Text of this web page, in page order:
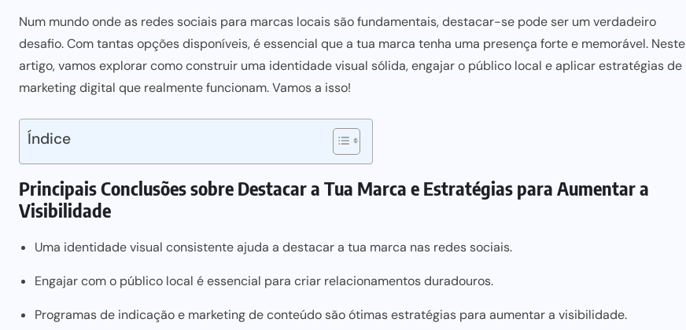
Num mundo onde as redes sociais para marcas locais são fundamentais, destacar-se pode ser um verdadeiro
desafio. Com tantas opções disponíveis, é essencial que a tua marca tenha uma presença forte e memorável. Neste
artigo, vamos explorar como construir uma identidade visual sólida, engajar o público local e aplicar estratégias de
marketing digital que realmente funcionam. Vamos a isso!
Índice
Principais Conclusões sobre Destacar a Tua Marca e Estratégias para Aumentar a
Visibilidade
Uma identidade visual consistente ajuda a destacar a tua marca nas redes sociais.
Engajar com o público local é essencial para criar relacionamentos duradouros.
Programas de indicação e marketing de conteúdo são ótimas estratégias para aumentar a visibilidade.